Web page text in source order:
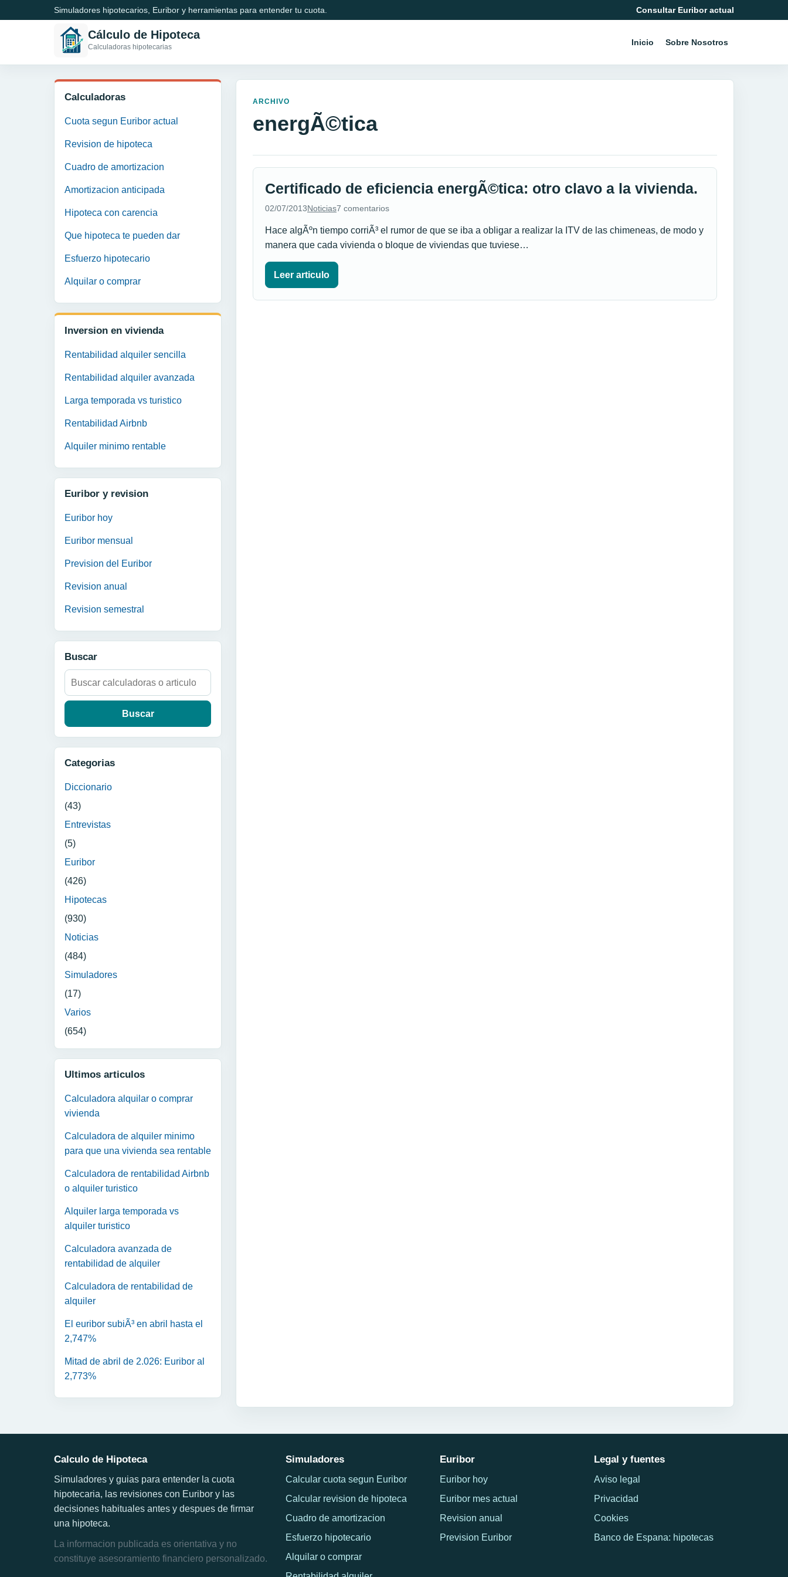
Simuladores hipotecarios, Euribor y herramientas para entender tu cuota. Consultar Euribor actual
Cálculo de Hipoteca
Calculadoras hipotecarias Inicio Sobre Nosotros
Calculadoras
Cuota segun Euribor actual
Revision de hipoteca
Cuadro de amortizacion
Amortizacion anticipada
Hipoteca con carencia
Que hipoteca te pueden dar
Esfuerzo hipotecario
Alquilar o comprar
Inversion en vivienda
Rentabilidad alquiler sencilla
Rentabilidad alquiler avanzada
Larga temporada vs turistico
Rentabilidad Airbnb
Alquiler minimo rentable
Euribor y revision
Euribor hoy
Euribor mensual
Prevision del Euribor
Revision anual
Revision semestral
Buscar
Buscar:
Categorias
Diccionario
(43)
Entrevistas
(5)
Euribor
(426)
Hipotecas
(930)
Noticias
(484)
Simuladores
(17)
Varios
(654)
Ultimos articulos
Calculadora alquilar o comprar
vivienda
Calculadora de alquiler minimo
para que una vivienda sea rentable
Calculadora de rentabilidad Airbnb
o alquiler turistico
Alquiler larga temporada vs
alquiler turistico
Calculadora avanzada de
rentabilidad de alquiler
Calculadora de rentabilidad de
alquiler
El euribor subiÃ³ en abril hasta el
2,747%
Mitad de abril de 2.026: Euribor al
2,773%
ARCHIVO
energÃ©tica
Certificado de eficiencia energÃ©tica: otro clavo a la vivienda.
02/07/2013Noticias7 comentarios
Hace algÃºn tiempo corriÃ³ el rumor de que se iba a obligar a realizar la ITV de las chimeneas, de modo y
manera que cada vivienda o bloque de viviendas que tuviese…
Leer articulo
Calculo de Hipoteca
Simuladores y guias para entender la cuota
hipotecaria, las revisiones con Euribor y las
decisiones habituales antes y despues de firmar
una hipoteca.
La informacion publicada es orientativa y no
constituye asesoramiento financiero personalizado.
Simuladores
Calcular cuota segun Euribor
Calcular revision de hipoteca
Cuadro de amortizacion
Esfuerzo hipotecario
Alquilar o comprar
Euribor
Euribor hoy
Euribor mes actual
Revision anual
Prevision Euribor
Legal y fuentes
Aviso legal
Privacidad
Cookies
Banco de Espana: hipotecas